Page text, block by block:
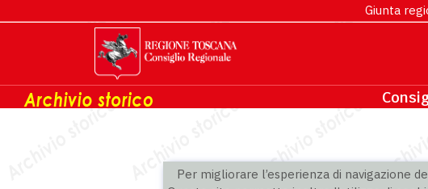
Per migliorare l’esperienza di navigazione
Giunta